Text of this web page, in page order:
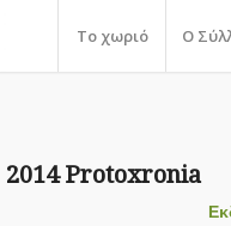
Το χωριό Ο
2014 Protoxronia